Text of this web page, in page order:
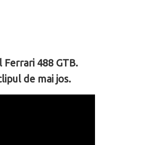
488 GTB.
de mai jos.